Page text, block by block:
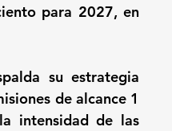
para 2027, en
su estrategia
de alcance 1
intensidad de las